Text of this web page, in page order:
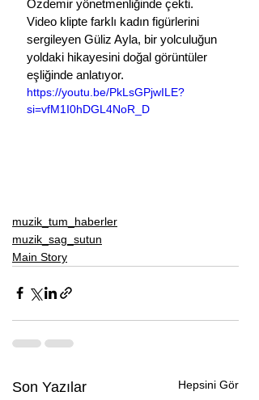
Özdemir yönetmenliğinde çekti.
Video klipte farklı kadın figürlerini
sergileyen Güliz Ayla, bir yolculuğun
yoldaki hikayesini doğal görüntüler
eşliğinde anlatıyor.
https://youtu.be/PkLsGPjwILE?
si=vfM1I0hDGL4NoR_D
muzik_tum_haberler
muzik_sag_sutun
Main Story
Son Yazılar Hepsini Gör